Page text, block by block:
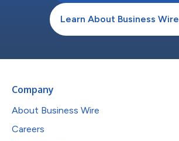
Learn About Business Wire
Company
About Business Wire
Careers